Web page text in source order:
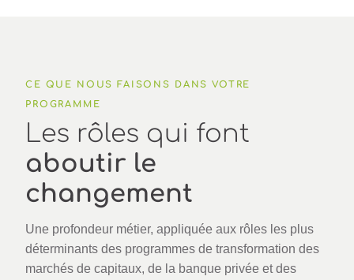
CE QUE NOUS FAISONS DANS VOTRE
PROGRAMME
Les rôles qui font
aboutir le
changement
Une profondeur métier, appliquée aux rôles les plus
déterminants des programmes de transformation des
marchés de capitaux, de la banque privée et des